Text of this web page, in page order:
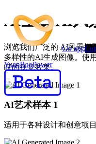
YuanBaoPower
Go app
AI生成 AI风
浏览我们广泛的 AI风景摄
多样性的AI生成图像。使
叹的视觉效果。
AI艺术样本 1
适用于各种设计和创意项